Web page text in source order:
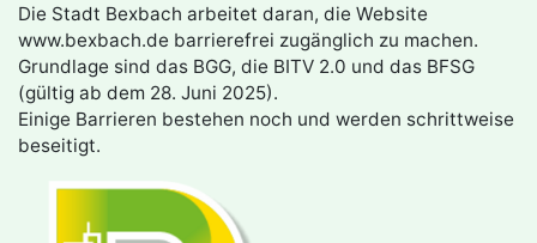
Die Stadt Bexbach arbeitet daran, die Website
www.bexbach.de barrierefrei zugänglich zu machen.
Grundlage sind das BGG, die BITV 2.0 und das BFSG
(gültig ab dem 28. Juni 2025).
Einige Barrieren bestehen noch und werden schrittweise
beseitigt.